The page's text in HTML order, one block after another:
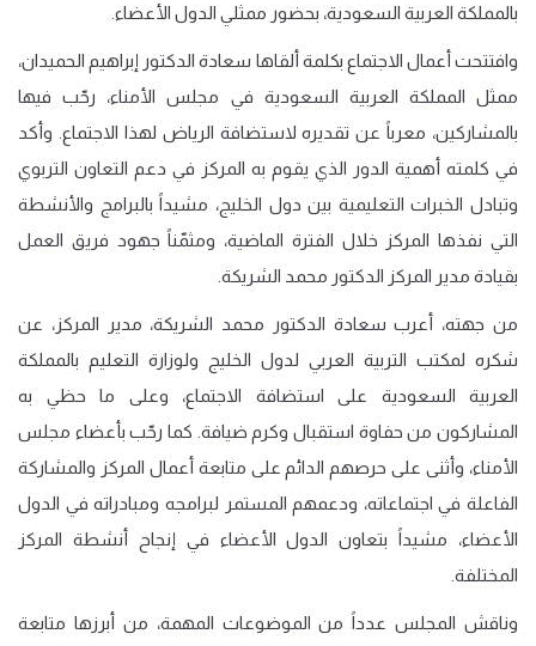
بالمملكة العربية السعودية، بحضور ممثلي الدول الأعضاء.
وافتتحت أعمال الاجتماع بكلمة ألقاها سعادة الدكتور إبراهيم الحميدان،
ممثل المملكة العربية السعودية في مجلس الأمناء، رحّب فيها
بالمشاركين، معرباً عن تقديره لاستضافة الرياض لهذا الاجتماع. وأكد
في كلمته أهمية الدور الذي يقوم به المركز في دعم التعاون التربوي
وتبادل الخبرات التعليمية بين دول الخليج، مشيداً بالبرامج والأنشطة
التي نفذها المركز خلال الفترة الماضية، ومثمّناً جهود فريق العمل
بقيادة مدير المركز الدكتور محمد الشريكة.
من جهته، أعرب سعادة الدكتور محمد الشريكة، مدير المركز، عن
شكره لمكتب التربية العربي لدول الخليج ولوزارة التعليم بالمملكة
العربية السعودية على استضافة الاجتماع، وعلى ما حظي به
المشاركون من حفاوة استقبال وكرم ضيافة. كما رحّب بأعضاء مجلس
الأمناء، وأثنى على حرصهم الدائم على متابعة أعمال المركز والمشاركة
الفاعلة في اجتماعاته، ودعمهم المستمر لبرامجه ومبادراته في الدول
الأعضاء، مشيداً بتعاون الدول الأعضاء في إنجاح أنشطة المركز
المختلفة.
وناقش المجلس عدداً من الموضوعات المهمة، من أبرزها متابعة